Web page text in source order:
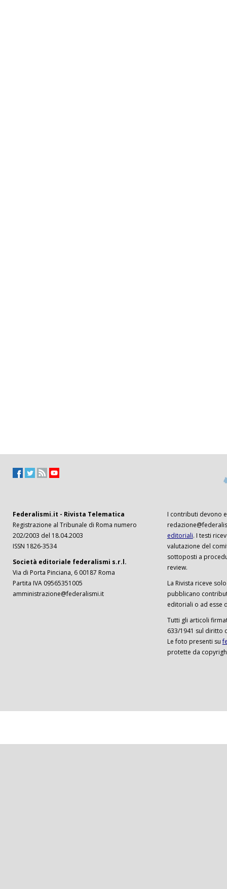
Federalismi.it - Rivista Telematica
Registrazione al Tribunale di Roma numero
202/2003 del 18.04.2003
ISSN 1826-3534
Società editoriale federalismi s.r.l.
Via di Porta Pinciana, 6 00187 Roma
Partita IVA 09565351005
amministrazione@federalismi.it
I contributi devono
editoriali. I testi
valutazione del
sottoposti a
review.
La Rivista riceve
pubblicano
editoriali o ad esse
Tutti gli articoli
633/1941 sul diritto
Le foto presenti su
protette da